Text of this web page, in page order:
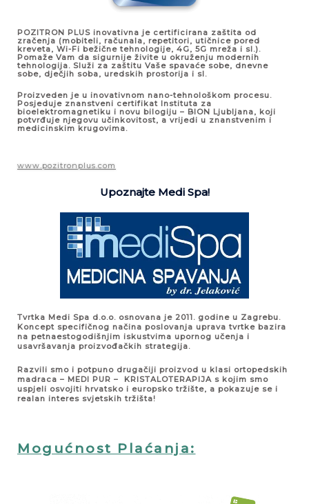
POZITRON PLUS inovativna je certificirana zaštita od
zračenja (mobiteli, računala, repetitori, utičnice pored
kreveta, Wi-Fi bežične tehnologije, 4G, 5G mreža i sl.).
Pomaže Vam da sigurnije živite u okruženju modernih
tehnologija. Služi za zaštitu Vaše spavaće sobe, dnevne
sobe, dječjih soba, uredskih prostorija i sl.
Proizveden je u inovativnom nano-tehnološkom procesu.
Posjeduje znanstveni certifikat Instituta za
bioelektromagnetiku i novu bilogiju – BION Ljubljana, koji
potvrđuje njegovu učinkovitost, a vrijedi u znanstvenim i
medicinskim krugovima.
www.pozitronplus.com
Upoznajte Medi Spa!
Tvrtka Medi Spa d.o.o. osnovana je 2011. godine u Zagrebu.
Koncept specifičnog načina poslovanja uprava tvrtke bazira
na petnaestogodišnjim iskustvima upornog učenja i
usavršavanja proizvođačkih strategija.
Razvili smo i potpuno drugačiji proizvod u klasi ortopedskih
madraca – MEDI PUR – KRISTALOTERAPIJA s kojim smo
uspjeli osvojiti hrvatsko i europsko tržište, a pokazuje se i
realan interes svjetskih tržišta!
Mogućnost Plaćanja: